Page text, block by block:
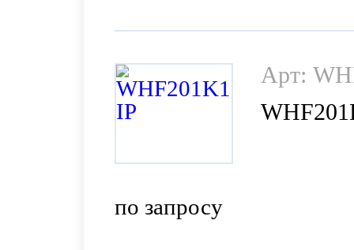
по запросу
Арт: